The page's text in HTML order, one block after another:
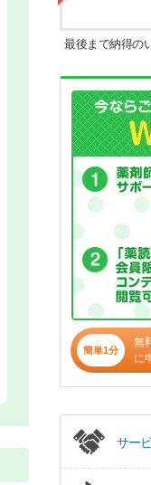
最後まで納得の
簡単1分
無
に
サー